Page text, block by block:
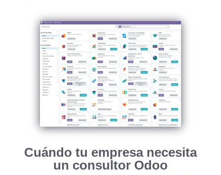
Cuándo tu empresa necesita
un consultor Odoo